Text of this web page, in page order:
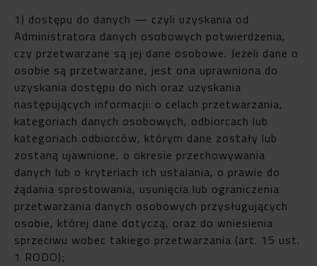
1) dostępu do danych — czyli uzyskania od
Administratora danych osobowych potwierdzenia,
czy przetwarzane są jej dane osobowe. Jeżeli dane o
osobie są przetwarzane, jest ona uprawniona do
uzyskania dostępu do nich oraz uzyskania
następujących informacji: o celach przetwarzania,
kategoriach danych osobowych, odbiorcach lub
kategoriach odbiorców, którym dane zostały lub
zostaną ujawnione, o okresie przechowywania
danych lub o kryteriach ich ustalania, o prawie do
żądania sprostowania, usunięcia lub ograniczenia
przetwarzania danych osobowych przysługujących
osobie, której dane dotyczą, oraz do wniesienia
sprzeciwu wobec takiego przetwarzania (art. 15 ust.
1 RODO);